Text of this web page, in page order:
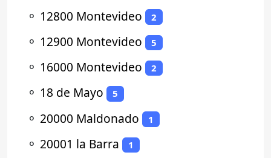
⚬ 12800 Montevideo 2
⚬ 12900 Montevideo 5
⚬ 16000 Montevideo 2
⚬ 18 de Mayo 5
⚬ 20000 Maldonado 1
⚬ 20001 la Barra 1